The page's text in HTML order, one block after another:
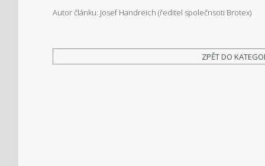
Autor článku: Josef Handreich (ředitel společnsoti Brotex)
ZPĚT DO